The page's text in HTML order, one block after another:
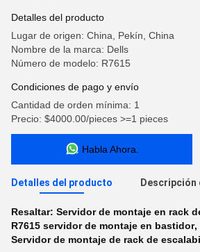
Detalles del producto
Lugar de origen: China, Pekín, China
Nombre de la marca: Dells
Número de modelo: R7615
Condiciones de pago y envío
Cantidad de orden mínima: 1
Precio: $4000.00/pieces >=1 pieces
Habla Ahora.
Detalles del producto
Resaltar: Servidor de montaje en rack
R7615 servidor de montaje en bastidor,
Servidor de montaje de rack de